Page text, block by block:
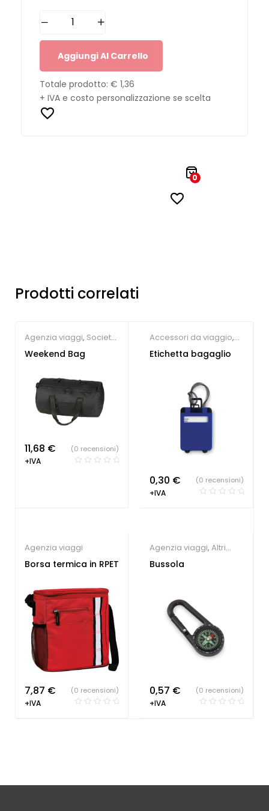
Aggiungi Al Carrello
Totale prodotto: € 1,36
+ IVA e costo personalizzazione se scelta
0
Prodotti correlati
Agenzia viaggi, Società
Sportive
Weekend Bag
11,68 €
+IVA
(0 recensioni)
Accessori da viaggio,
Agenzia viaggi
Etichetta bagaglio
0,30 €
+IVA
(0 recensioni)
Agenzia viaggi
Borsa termica in RPET
7,87 €
+IVA
(0 recensioni)
Agenzia viaggi, Altri
accessori tecnologici
Bussola
0,57 €
+IVA
(0 recensioni)